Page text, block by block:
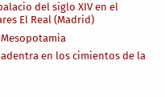
del siglo XIV en el
El Real (Madrid)
en los cimientos de la